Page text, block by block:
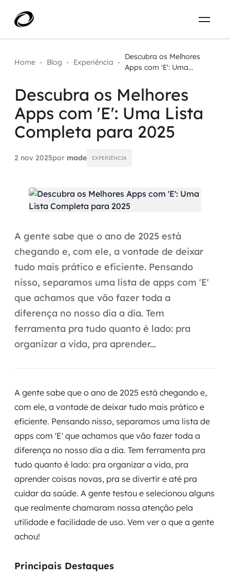
Aplicar IA com impacto real
AI / Machine Learning
IA Generativa
Aceleradores de IA
Automação inteligente
Integração de IA
RPA e hiperautomação
AI Day
Transformar dados em decisão
Data Analytics
Data Platforms
Business Intelligence
Data Lakes & Warehouses
Governança de dados
Modernização de aplicações
Desenvolvimento web e mobile
Arquitetura de soluções
Projetos
Home - Blog - Experiência -
Descubra os Melhores
Apps com 'E': Uma...
Descubra os Melhores
Apps com 'E': Uma Lista
Completa para 2025
2 nov 2025por made EXPERIÊNCIA
A gente sabe que o ano de 2025 está
chegando e, com ele, a vontade de deixar
tudo mais prático e eficiente. Pensando
nisso, separamos uma lista de apps com 'E'
que achamos que vão fazer toda a
diferença no nosso dia a dia. Tem
ferramenta pra tudo quanto é lado: pra
organizar a vida, pra aprender...
A gente sabe que o ano de 2025 está chegando e,
com ele, a vontade de deixar tudo mais prático e
eficiente. Pensando nisso, separamos uma lista de
apps com 'E' que achamos que vão fazer toda a
diferença no nosso dia a dia. Tem ferramenta pra
tudo quanto é lado: pra organizar a vida, pra
aprender coisas novas, pra se divertir e até pra
cuidar da saúde. A gente testou e selecionou alguns
que realmente chamaram nossa atenção pela
utilidade e facilidade de uso. Vem ver o que a gente
achou!
Principais Destaques